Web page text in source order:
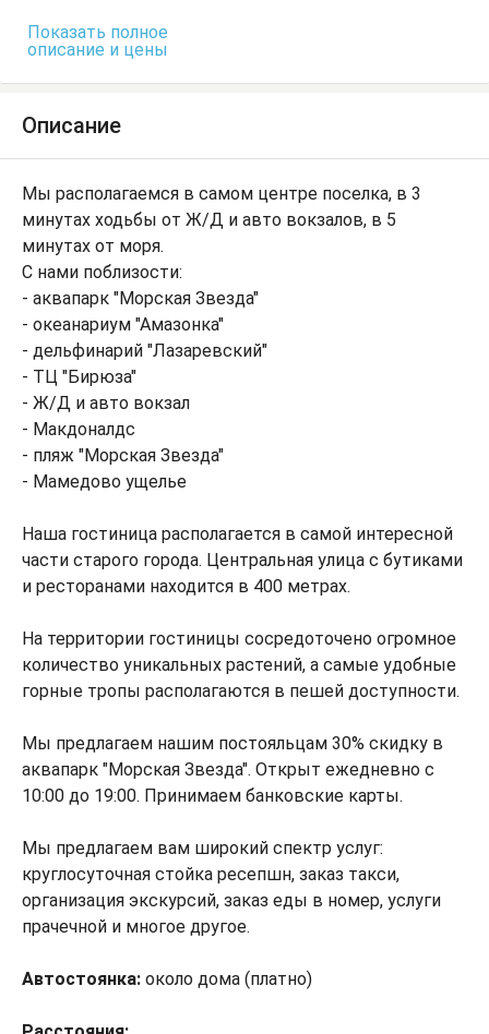
Показать полное
описание и цены
Описание
Мы располагаемся в самом центре поселка, в 3
минутах ходьбы от Ж/Д и авто вокзалов, в 5
минутах от моря.
С нами поблизости:
- аквапарк "Морская Звезда"
- океанариум "Амазонка"
- дельфинарий "Лазаревский"
- ТЦ "Бирюза"
- Ж/Д и авто вокзал
- Макдоналдс
- пляж "Морская Звезда"
- Мамедово ущелье
Наша гостиница располагается в самой интересной
части старого города. Центральная улица с бутиками
и ресторанами находится в 400 метрах.
На территории гостиницы сосредоточено огромное
количество уникальных растений, а самые удобные
горные тропы располагаются в пешей доступности.
Мы предлагаем нашим постояльцам 30% скидку в
аквапарк "Морская Звезда". Открыт ежедневно с
10:00 до 19:00. Принимаем банковские карты.
Мы предлагаем вам широкий спектр услуг:
круглосуточная стойка ресепшн, заказ такси,
организация экскурсий, заказ еды в номер, услуги
прачечной и многое другое.
Автостоянка: около дома (платно)